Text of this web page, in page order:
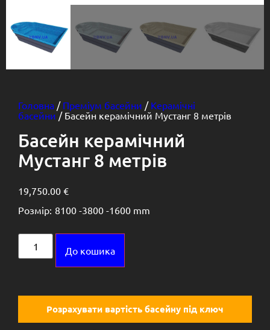
Головна / Преміум басейни / Керамічні
басейни / Басейн керамічний Мустанг 8 метрів
Басейн керамічний
Мустанг 8 метрів
19,750.00 €
Розмір: 8100 -3800 -1600 mm
До кошика
Розрахувати вартість басейну під ключ